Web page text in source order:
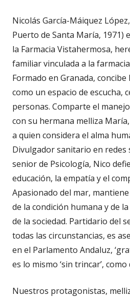
Nicolás García-Máiquez
Puerto de Santa María, 1971)
la Farmacia Vistahermosa,
familiar vinculada a la
Formado en Granada,
como un espacio de escucha,
personas. Comparte el
con su hermana melliza
a quien considera el alma
Divulgador sanitario en redes
senior de Psicología, Nico
educación, la empatía y el
Apasionado del mar,
de la condición humana y de
de la sociedad. Partidario del
todas las circunstancias, es
en el Parlamento Andaluz,
es lo mismo ‘sin trincar’,
Nuestros protagonistas,